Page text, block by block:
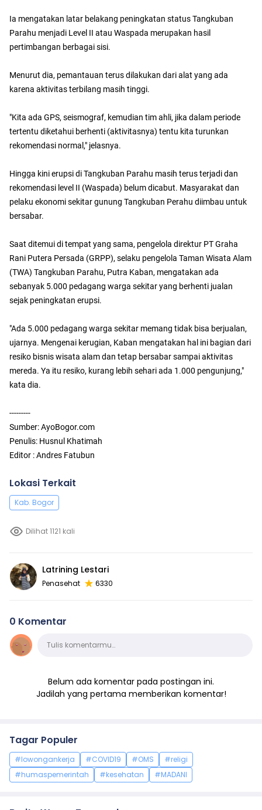
Ia mengatakan latar belakang peningkatan status Tangkuban
Parahu menjadi Level II atau Waspada merupakan hasil
pertimbangan berbagai sisi.
Menurut dia, pemantauan terus dilakukan dari alat yang ada
karena aktivitas terbilang masih tinggi.
"Kita ada GPS, seismograf, kemudian tim ahli, jika dalam periode
tertentu diketahui berhenti (aktivitasnya) tentu kita turunkan
rekomendasi normal," jelasnya.
Hingga kini erupsi di Tangkuban Parahu masih terus terjadi dan
rekomendasi level II (Waspada) belum dicabut. Masyarakat dan
pelaku ekonomi sekitar gunung Tangkuban Perahu diimbau untuk
bersabar.
Saat ditemui di tempat yang sama, pengelola direktur PT Graha
Rani Putera Persada (GRPP), selaku pengelola Taman Wisata Alam
(TWA) Tangkuban Parahu, Putra Kaban, mengatakan ada
sebanyak 5.000 pedagang warga sekitar yang berhenti jualan
sejak peningkatan erupsi.
"Ada 5.000 pedagang warga sekitar memang tidak bisa berjualan,
ujarnya. Mengenai kerugian, Kaban mengatakan hal ini bagian dari
resiko bisnis wisata alam dan tetap bersabar sampai aktivitas
mereda. Ya itu resiko, kurang lebih sehari ada 1.000 pengunjung,"
kata dia.
---------
Sumber: AyoBogor.com
Penulis: Husnul Khatimah
Editor : Andres Fatubun
Lokasi Terkait
Kab. Bogor
Dilihat 1121 kali
Latrining Lestari
Penasehat 6330
0 Komentar
KomentarTulis komentarmu…
Belum ada komentar pada postingan ini.
Jadilah yang pertama memberikan komentar!
Tagar Populer
#lowongankerja #COVID19 #OMS
#religi
#humaspemerintah
#kesehatan #MADANI